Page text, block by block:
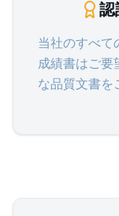
認
当社のすべて
成績書はご要
な品質文書を